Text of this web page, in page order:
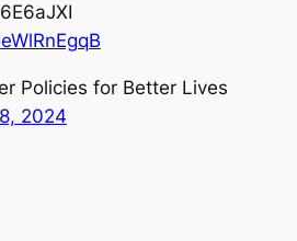
Policies for Better Lives
2024